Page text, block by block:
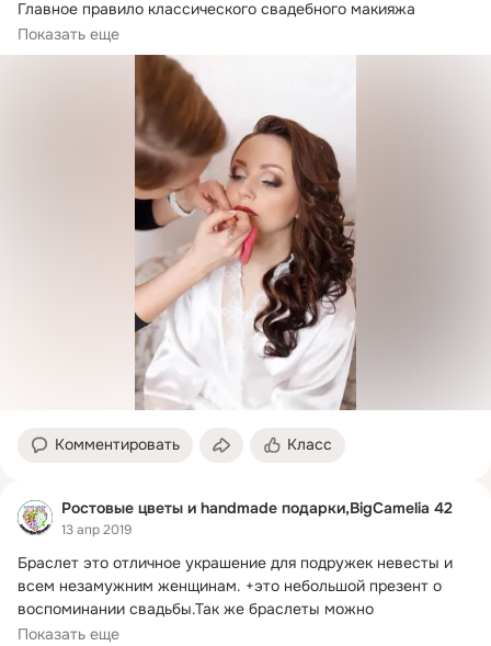
Главное правило классического свадебного макияжа
невесты – избегать «кричащих» провокационных оттенков.
Показать еще
Комментировать Класс
Ростовые цветы и handmade подарки,BigCamelia 42
13 апр 2019
Браслет это отличное украшение для подружек невесты и
всем незамужним женщинам. +это небольшой презент о
воспоминании свадьбы.Так же браслеты можно
использовать на выпускной в сад или школу.
Показать еще